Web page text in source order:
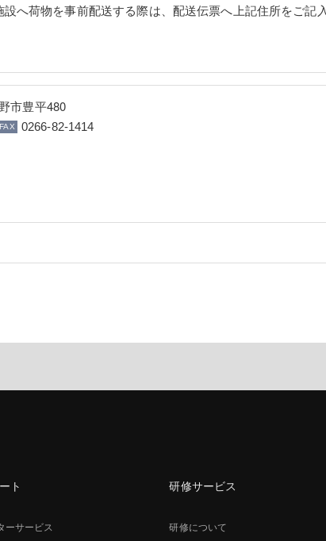
へ荷物を事前配送する際は、配送伝票へ上記住所をご記入
市豊平480
0266-82-1414
ト
ーサービス
研修サービス
研修について